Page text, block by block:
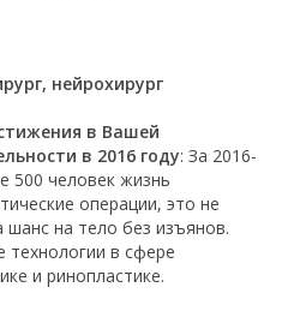
нейрохирург
в Вашей
в 2016 году: За 2016-
500 человек жизнь
операции, это не
шанс на тело без изъянов.
в сфере
и ринопластике.